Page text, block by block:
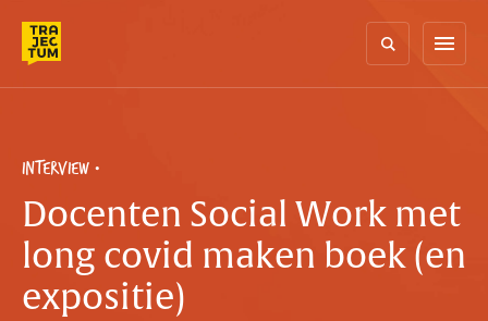
content
menu
INTERVIEW
Docenten Social Work met
long covid maken boek (en
expositie)